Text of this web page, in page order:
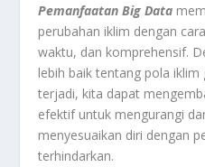
Pemanfaatan Big Data
perubahan iklim dengan
waktu, dan komprehensif.
lebih baik tentang pola
terjadi, kita dapat
efektif untuk mengurangi
menyesuaikan diri dengan
terhindarkan.